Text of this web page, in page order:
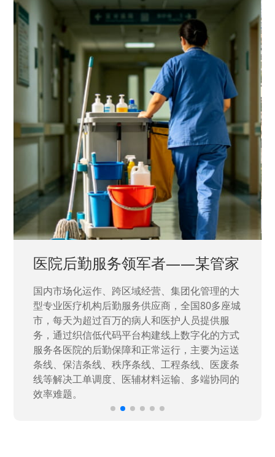
中国兵器工业集团——银光化学
国家“一五”期间156个重点项目之一。属于国家
高新技术企业，在信息化升级建设中，存在大
量“小、散、碎”的信息化需求，需要投入大量人
力资源进行开发，通过引入织信低代码平台，解
决当下遇到的各类业务难题，提升整体的IT研发
效率。